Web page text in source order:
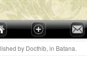
by Docthib, in Batana.